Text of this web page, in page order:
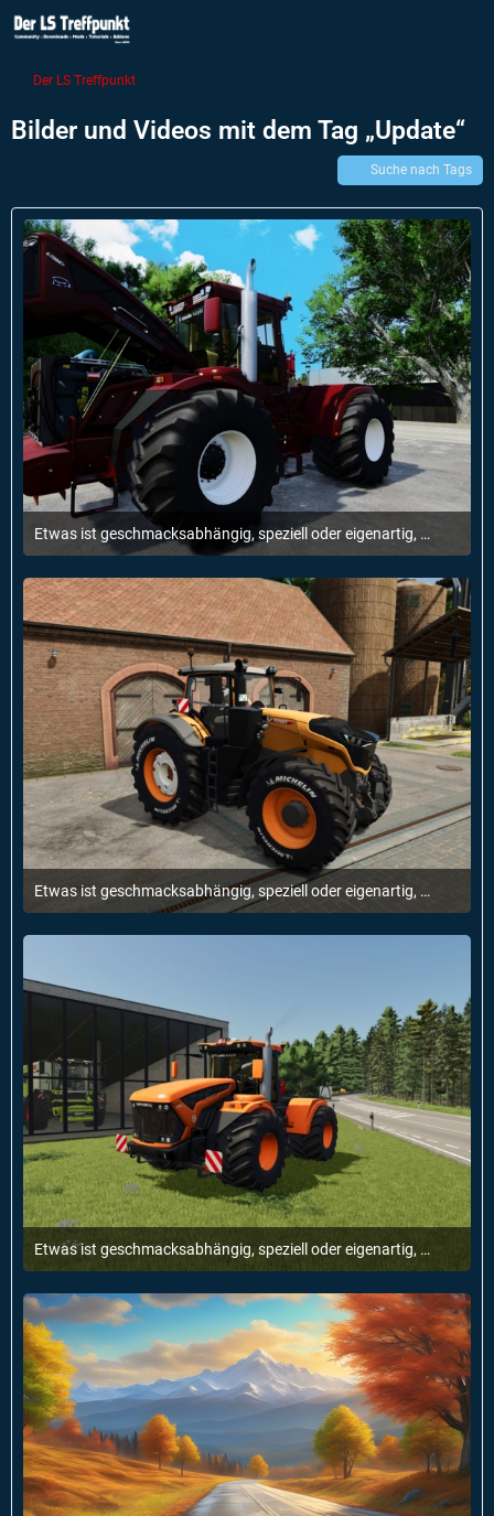
Der LS Treffpunkt
Bilder und Videos mit dem Tag „Update“
Suche nach Tags
Etwas ist geschmacksabhängig, speziell oder eigenartig, aber für einen selbst genau richtig.
14. Mai 2026 um 10:15
Etwas ist geschmacksabhängig, speziell oder eigenartig, aber für einen selbst genau richtig.
14. Mai 2026 um 09:01
1
Etwas ist geschmacksabhängig, speziell oder eigenartig, aber für einen selbst genau richtig.
14. Mai 2026 um 09:01
1